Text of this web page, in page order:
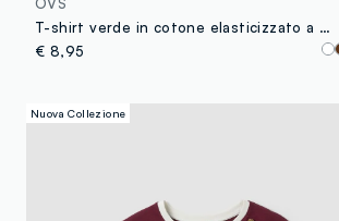
T-shirt verde in cotone elasticizzato a girocollo regular fit
€ 8,95
Nuova Collezione